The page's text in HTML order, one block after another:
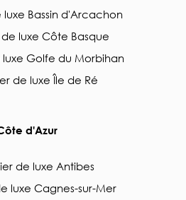
Bassin d'Arcachon
luxe Côte Basque
Golfe du Morbihan
de luxe Île de Ré
d'Azur
de luxe Antibes
luxe Cagnes-sur-Mer